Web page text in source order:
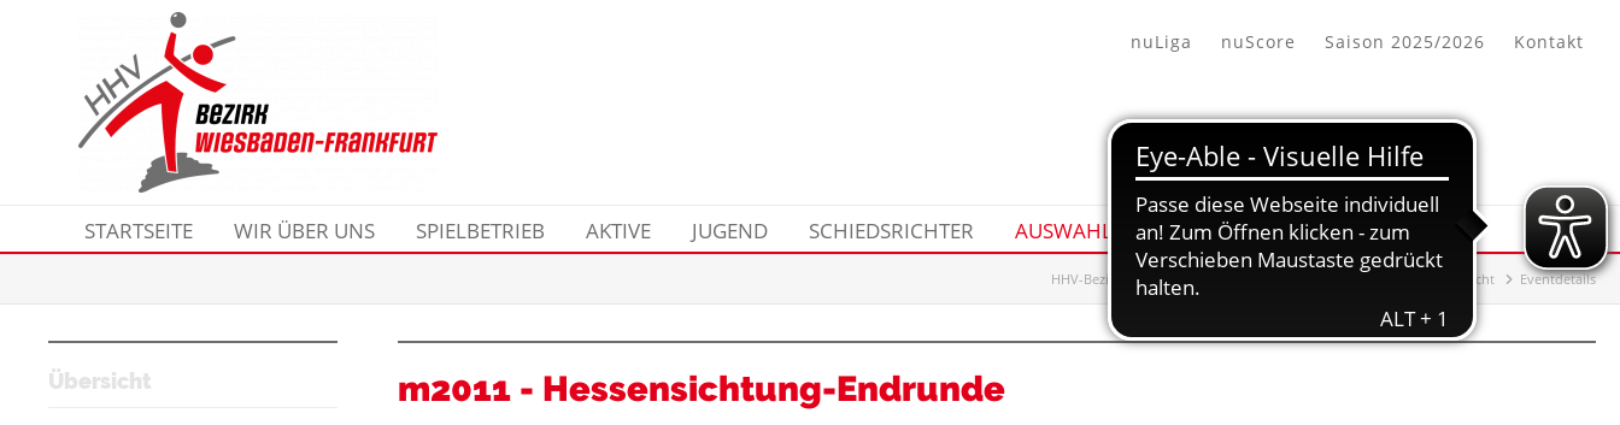
nuLiga nuScore Saison 2025/2026 Kontakt
STARTSEITE WIR ÜBER UNS SPIELBETRIEB AKTIVE JUGEND SCHIEDSRICHTER AUSWAHL/AUSBILDUNG
HHV-Bezirk Wiesbaden/Frankfurt Übersicht Eventdetails
Übersicht m2011 - Hessensichtung-Endrunde